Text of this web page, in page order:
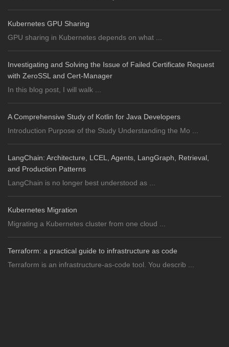
Kubernetes GPU Sharing
GPU sharing in Kubernetes depends on what ...
Investigating and Solving the Issue of Failed Certificate Request
with ZeroSSL and Cert-Manager
In this blog post, I will walk ...
A Comprehensive Study of Kotlin for Java Developers
Introduction Purpose of the Study Understanding the Mo ...
LangChain: Architecture, LCEL, Agents, LangGraph, Retrieval,
and Production Patterns
LangChain is no longer best understood as ...
Kubernetes Migration
Migrating a Kubernetes cluster from one cloud ...
Terraform: a practical guide to infrastructure as code
Terraform is an infrastructure-as-code tool. You describ ...